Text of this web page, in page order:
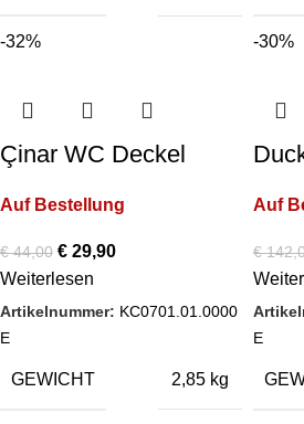
-32%
Çinar WC Deckel
Auf Bestellung
€44,00 € 29,90
Weiterlesen
Artikelnummer: KC0701.01.0000
E
GEWICHT 2,85 kg
-30%
Auf
€
E